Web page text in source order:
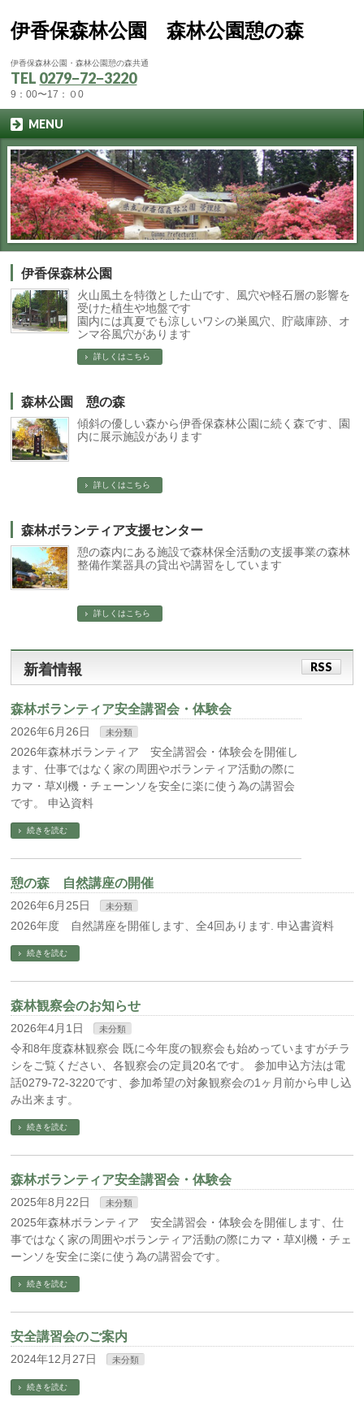
伊香保森林公園 森林公園憩の森
伊香保森林公園・森林公園憩の森共通
TEL 0279−72−3220
9：00〜17：０0
MENU
伊香保森林公園
火山風土を特徴とした山です、風穴や軽石層の影響を
受けた植生や地盤です
園内には真夏でも涼しいワシの巣風穴、貯蔵庫跡、オ
ンマ谷風穴があります
詳しくはこちら
森林公園 憩の森
傾斜の優しい森から伊香保森林公園に続く森です、園
内に展示施設があります
詳しくはこちら
森林ボランティア支援センター
憩の森内にある施設で森林保全活動の支援事業の森林
整備作業器具の貸出や講習をしています
詳しくはこちら
新着情報 RSS
森林ボランティア安全講習会・体験会
2026年6月26日 未分類
2026年森林ボランティア 安全講習会・体験会を開催し
ます、仕事ではなく家の周囲やボランティア活動の際に
カマ・草刈機・チェーンソを安全に楽に使う為の講習会
です。 申込資料
続きを読む
憩の森 自然講座の開催
2026年6月25日 未分類
2026年度 自然講座を開催します、全4回あります. 申込書資料
続きを読む
森林観察会のお知らせ
2026年4月1日 未分類
令和8年度森林観察会 既に今年度の観察会も始めっていますがチラ
シをご覧ください、各観察会の定員20名です。 参加申込方法は電
話0279-72-3220です、参加希望の対象観察会の1ヶ月前から申し込
み出来ます。
続きを読む
森林ボランティア安全講習会・体験会
2025年8月22日 未分類
2025年森林ボランティア 安全講習会・体験会を開催します、仕
事ではなく家の周囲やボランティア活動の際にカマ・草刈機・チェ
ーンソを安全に楽に使う為の講習会です。
続きを読む
安全講習会のご案内
2024年12月27日 未分類
続きを読む